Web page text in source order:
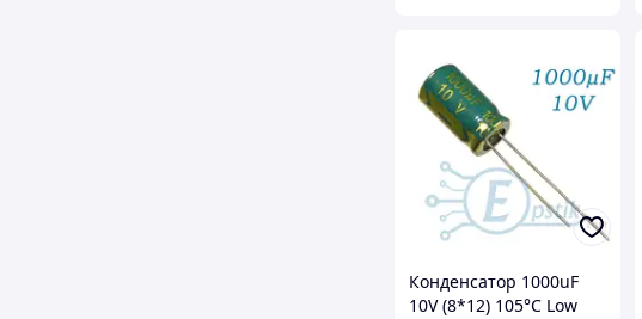
Конденсатор 1000uF
10V (8*12) 105°C Low